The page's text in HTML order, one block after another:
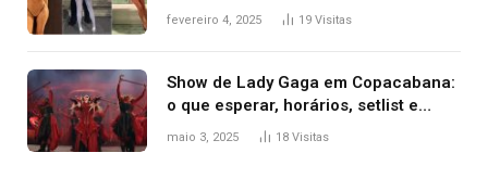
West que apareceu nua no Grammy
fevereiro 4, 2025 19 Visitas
Show de Lady Gaga em Copacabana:
o que esperar, horários, setlist e
onde assistir
maio 3, 2025 18 Visitas